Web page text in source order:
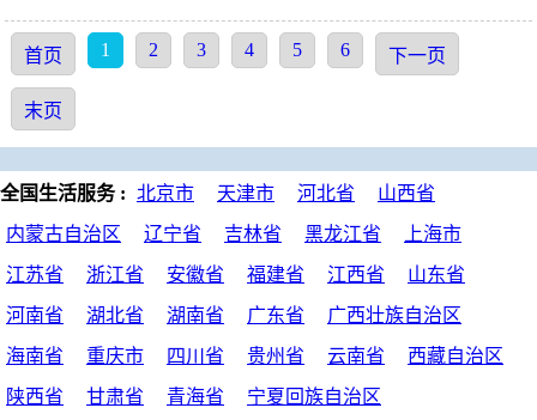
首页 1 2 3 4 5 6 下一页
末页
全国生活服务 : 北京市 天津市 河北省
山西省
内蒙古自治区
辽宁省 吉林省 黑龙江省
上海市
江苏省
浙江省 安徽省 福建省 江西省
山东省
河南省
湖北省 湖南省 广东省
广西壮族自治区
海南省
重庆市 四川省 贵州省 云南省
西藏自治区
陕西省
甘肃省 青海省 宁夏回族自治区